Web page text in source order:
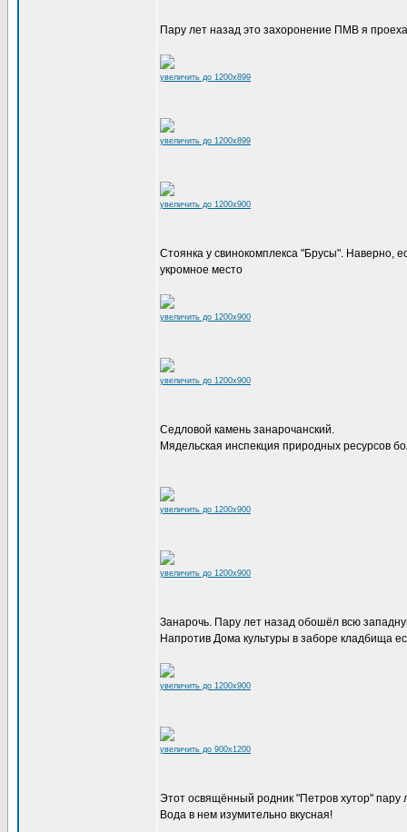
Пару лет назад это захоронение ПМВ я
увеличить до 1200x899
увеличить до 1200x899
увеличить до 1200x900
Стоянка у свинокомплекса "Брусы". Наверно,
укромное место
увеличить до 1200x900
увеличить до 1200x900
Седловой камень занарочанский.
Мядельская инспекция природных ресурсов
увеличить до 1200x900
увеличить до 1200x900
Занарочь. Пару лет назад обошёл всю
Напротив Дома культуры в заборе кладбища
увеличить до 1200x900
увеличить до 900x1200
Этот освящённый родник "Петров хутор" пару
Вода в нем изумительно вкусная!